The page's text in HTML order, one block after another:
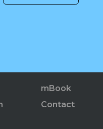
mBook
Contact